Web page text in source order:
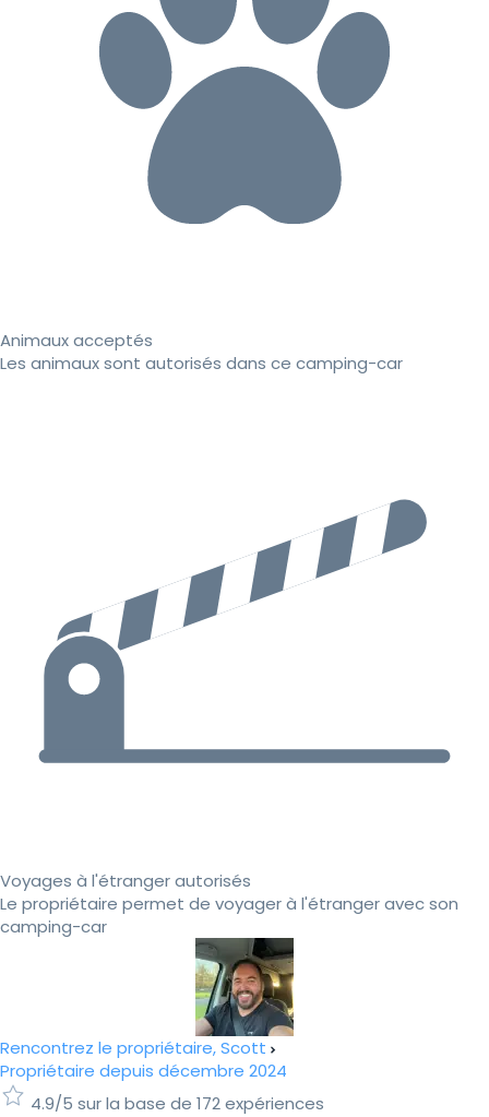
Animaux acceptés
Les animaux sont autorisés dans ce camping-car
Voyages à l'étranger autorisés
Le propriétaire permet de voyager à l'étranger avec son
camping-car
Rencontrez le propriétaire, Scott
Propriétaire depuis décembre 2024
4.9/5 sur la base de 172 expériences